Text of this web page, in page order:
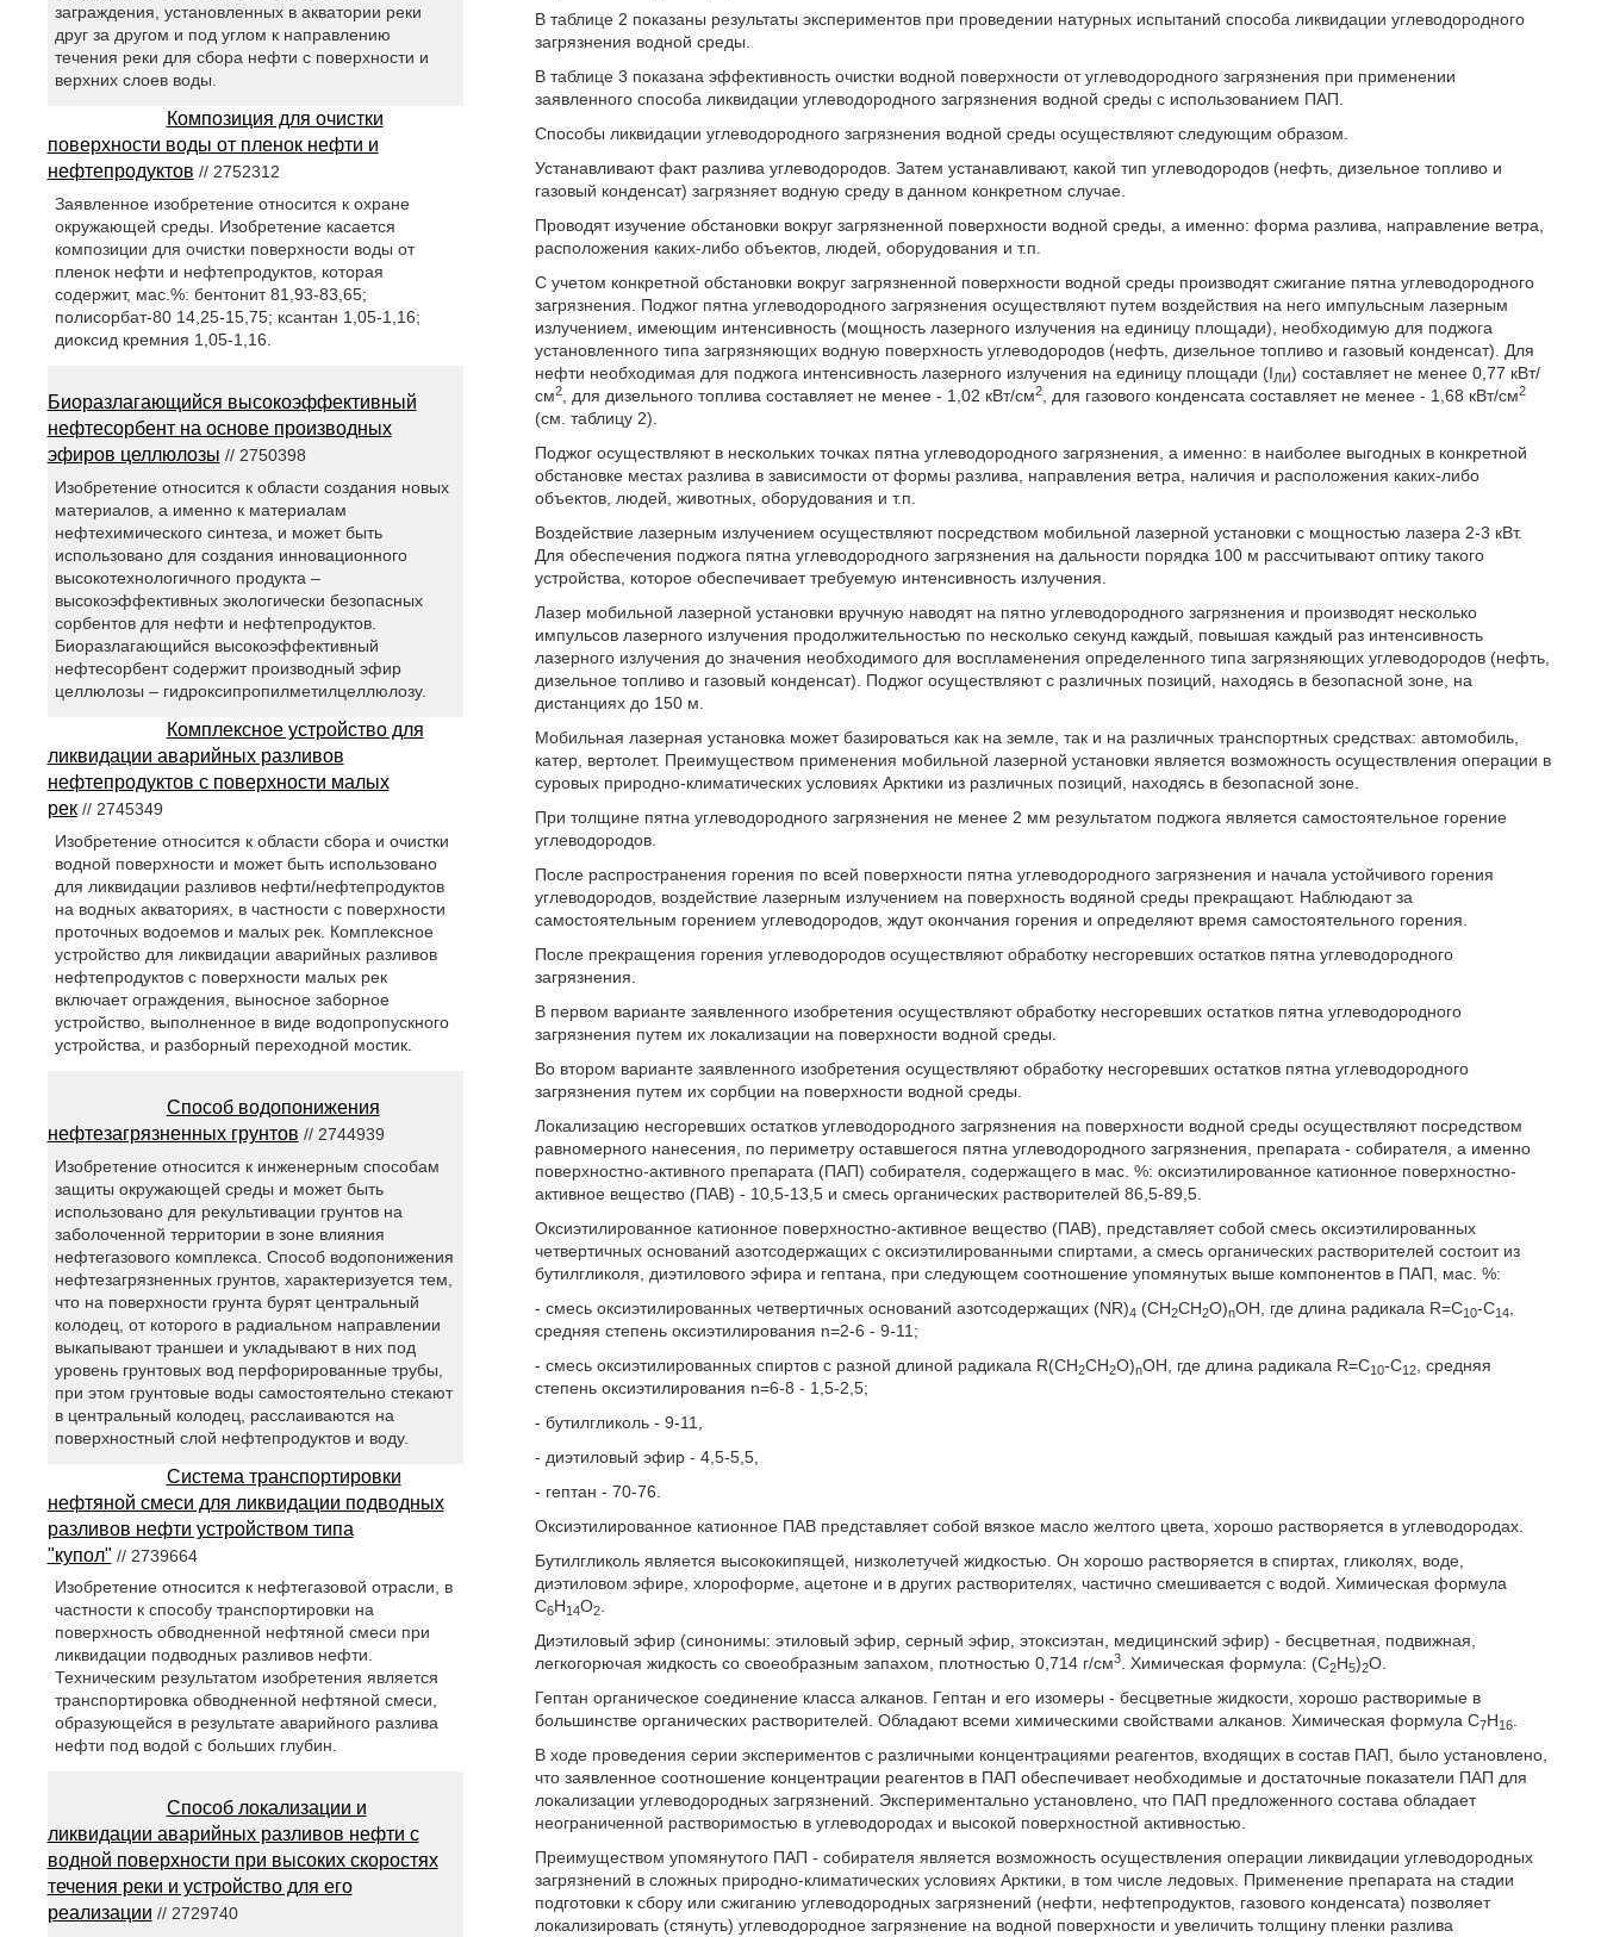
В таблице 2 показаны результаты экспериментов при проведении натурных испытаний способа ликвидации углеводородного
загрязнения водной среды.
В таблице 3 показана эффективность очистки водной поверхности от углеводородного загрязнения при применении
заявленного способа ликвидации углеводородного загрязнения водной среды с использованием ПАП.
Способы ликвидации углеводородного загрязнения водной среды осуществляют следующим образом.
Устанавливают факт разлива углеводородов. Затем устанавливают, какой тип углеводородов (нефть, дизельное топливо и
газовый конденсат) загрязняет водную среду в данном конкретном случае.
Проводят изучение обстановки вокруг загрязненной поверхности водной среды, а именно: форма разлива, направление ветра,
расположения каких-либо объектов, людей, оборудования и т.п.
С учетом конкретной обстановки вокруг загрязненной поверхности водной среды производят сжигание пятна углеводородного
загрязнения. Поджог пятна углеводородного загрязнения осуществляют путем воздействия на него импульсным лазерным
излучением, имеющим интенсивность (мощность лазерного излучения на единицу площади), необходимую для поджога
установленного типа загрязняющих водную поверхность углеводородов (нефть, дизельное топливо и газовый конденсат). Для
нефти необходимая для поджога интенсивность лазерного излучения на единицу площади (IЛИ) составляет не менее 0,77 кВт/
см2 , для дизельного топлива составляет не менее - 1,02 кВт/см2 , для газового конденсата составляет не менее - 1,68 кВт/см2
(см. таблицу 2).
Поджог осуществляют в нескольких точках пятна углеводородного загрязнения, а именно: в наиболее выгодных в конкретной
обстановке местах разлива в зависимости от формы разлива, направления ветра, наличия и расположения каких-либо
объектов, людей, животных, оборудования и т.п.
Воздействие лазерным излучением осуществляют посредством мобильной лазерной установки с мощностью лазера 2-3 кВт.
Для обеспечения поджога пятна углеводородного загрязнения на дальности порядка 100 м рассчитывают оптику такого
устройства, которое обеспечивает требуемую интенсивность излучения.
Лазер мобильной лазерной установки вручную наводят на пятно углеводородного загрязнения и производят несколько
импульсов лазерного излучения продолжительностью по несколько секунд каждый, повышая каждый раз интенсивность
лазерного излучения до значения необходимого для воспламенения определенного типа загрязняющих углеводородов (нефть,
дизельное топливо и газовый конденсат). Поджог осуществляют с различных позиций, находясь в безопасной зоне, на
дистанциях до 150 м.
Мобильная лазерная установка может базироваться как на земле, так и на различных транспортных средствах: автомобиль,
катер, вертолет. Преимуществом применения мобильной лазерной установки является возможность осуществления операции в
суровых природно-климатических условиях Арктики из различных позиций, находясь в безопасной зоне.
При толщине пятна углеводородного загрязнения не менее 2 мм результатом поджога является самостоятельное горение
углеводородов.
После распространения горения по всей поверхности пятна углеводородного загрязнения и начала устойчивого горения
углеводородов, воздействие лазерным излучением на поверхность водяной среды прекращают. Наблюдают за
самостоятельным горением углеводородов, ждут окончания горения и определяют время самостоятельного горения.
После прекращения горения углеводородов осуществляют обработку несгоревших остатков пятна углеводородного
загрязнения.
В первом варианте заявленного изобретения осуществляют обработку несгоревших остатков пятна углеводородного
загрязнения путем их локализации на поверхности водной среды.
Во втором варианте заявленного изобретения осуществляют обработку несгоревших остатков пятна углеводородного
загрязнения путем их сорбции на поверхности водной среды.
Локализацию несгоревших остатков углеводородного загрязнения на поверхности водной среды осуществляют посредством
равномерного нанесения, по периметру оставшегося пятна углеводородного загрязнения, препарата - собирателя, а именно
поверхностно-активного препарата (ПАП) собирателя, содержащего в мас. %: оксиэтилированное катионное поверхностно-
активное вещество (ПАВ) - 10,5-13,5 и смесь органических растворителей 86,5-89,5.
Оксиэтилированное катионное поверхностно-активное вещество (ПАВ), представляет собой смесь оксиэтилированных
четвертичных оснований азотсодержащих с оксиэтилированными спиртами, а смесь органических растворителей состоит из
бутилгликоля, диэтилового эфира и гептана, при следующем соотношение упомянутых выше компонентов в ПАП, мас. %:
- смесь оксиэтилированных четвертичных оснований азотсодержащих (NR)4 (CH2CH2O)nOH, где длина радикала R=С10-С14
средняя степень оксиэтилирования n=2-6 - 9-11;
- смесь оксиэтилированных спиртов с разной длиной радикала R(CH2CH2O)nOH, где длина радикала R=C10-C12
, средняя
степень оксиэтилирования n=6-8 - 1,5-2,5;
- бутилгликоль - 9-11,
- диэтиловый эфир - 4,5-5,5,
- гептан - 70-76.
Оксиэтилированное катионное ПАВ представляет собой вязкое масло желтого цвета, хорошо растворяется в углеводородах.
Бутилгликоль является высококипящей, низколетучей жидкостью. Он хорошо растворяется в спиртах, гликолях, воде,
диэтиловом эфире, хлороформе, ацетоне и в других растворителях, частично смешивается с водой. Химическая формула
C6H14O2
Диэтиловый эфир (синонимы: этиловый эфир, серный эфир, этоксиэтан, медицинский эфир) - бесцветная, подвижная,
легкогорючая жидкость со своеобразным запахом, плотностью 0,714 г/см3 . Химическая формула: (С2Н5)2O.
Гептан органическое соединение класса алканов. Гептан и его изомеры - бесцветные жидкости, хорошо растворимые в
большинстве органических растворителей. Обладают всеми химическими свойствами алканов. Химическая формула С7Н16
В ходе проведения серии экспериментов с различными концентрациями реагентов, входящих в состав ПАП, было установлено,
что заявленное соотношение концентрации реагентов в ПАП обеспечивает необходимые и достаточные показатели ПАП для
локализации углеводородных загрязнений. Экспериментально установлено, что ПАП предложенного состава обладает
неограниченной растворимостью в углеводородах и высокой поверхностной активностью.
Преимуществом упомянутого ПАП - собирателя является возможность осуществления операции ликвидации углеводородных
загрязнений в сложных природно-климатических условиях Арктики, в том числе ледовых. Применение препарата на стадии
подготовки к сбору или сжиганию углеводородных загрязнений (нефти, нефтепродуктов, газового конденсата) позволяет
локализировать (стянуть) углеводородное загрязнение на водной поверхности и увеличить толщину пленки разлива
заграждения, установленных в акватории реки
друг за другом и под углом к направлению
течения реки для сбора нефти с поверхности и
верхних слоев воды.
Композиция для очистки
поверхности воды от пленок нефти и
нефтепродуктов // 2752312
Заявленное изобретение относится к охране
окружающей среды. Изобретение касается
композиции для очистки поверхности воды от
пленок нефти и нефтепродуктов, которая
содержит, мас.%: бентонит 81,93-83,65;
полисорбат-80 14,25-15,75; ксантан 1,05-1,16;
диоксид кремния 1,05-1,16.
Биоразлагающийся высокоэффективный
нефтесорбент на основе производных
эфиров целлюлозы // 2750398
Изобретение относится к области создания новых
материалов, а именно к материалам
нефтехимического синтеза, и может быть
использовано для создания инновационного
высокотехнологичного продукта –
высокоэффективных экологически безопасных
сорбентов для нефти и нефтепродуктов.
Биоразлагающийся высокоэффективный
нефтесорбент содержит производный эфир
целлюлозы – гидроксипропилметилцеллюлозу.
Комплексное устройство для
ликвидации аварийных разливов
нефтепродуктов с поверхности малых
рек// 2745349
Изобретение относится к области сбора и очистки
водной поверхности и может быть использовано
для ликвидации разливов нефти/нефтепродуктов
на водных акваториях, в частности с поверхности
проточных водоемов и малых рек. Комплексное
устройство для ликвидации аварийных разливов
нефтепродуктов с поверхности малых рек
включает ограждения, выносное заборное
устройство, выполненное в виде водопропускного
устройства, и разборный переходной мостик.
Способ водопонижения
нефтезагрязненных грунтов // 2744939
Изобретение относится к инженерным способам
защиты окружающей среды и может быть
использовано для рекультивации грунтов на
заболоченной территории в зоне влияния
нефтегазового комплекса. Способ водопонижения
нефтезагрязненных грунтов, характеризуется тем,
что на поверхности грунта бурят центральный
колодец, от которого в радиальном направлении
выкапывают траншеи и укладывают в них под
уровень грунтовых вод перфорированные трубы,
при этом грунтовые воды самостоятельно стекают
в центральный колодец, расслаиваются на
поверхностный слой нефтепродуктов и воду.
Система транспортировки
нефтяной смеси для ликвидации подводных
разливов нефти устройством типа
"купол" // 2739664
Изобретение относится к нефтегазовой отрасли, в
частности к способу транспортировки на
поверхность обводненной нефтяной смеси при
ликвидации подводных разливов нефти.
Техническим результатом изобретения является
транспортировка обводненной нефтяной смеси,
образующейся в результате аварийного разлива
нефти под водой с больших глубин.
Способ локализации и
ликвидации аварийных разливов нефти с
водной поверхности при высоких скоростях
течения реки и устройство для его
реализации // 2729740